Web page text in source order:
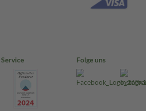
Folge uns